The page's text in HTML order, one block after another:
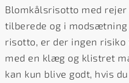
Blomkålsrisotto med
tilberede og i
risotto, er der ingen risiko
med en klæg og klistret
kan kun blive godt, hvis